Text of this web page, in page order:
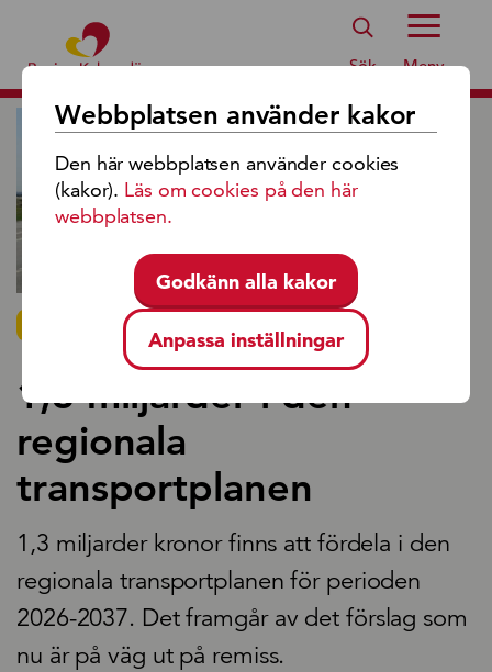
Region Kalmar Läns Logotyp
Sök Meny
PRESSMEDDELANDE 2025-08-27
1,3 miljarder i den
regionala
transportplanen
1,3 miljarder kronor finns att fördela i den
regionala transportplanen för perioden
2026-2037. Det framgår av det förslag som
nu är på väg ut på remiss.
Webbplatsen använder kakor
Den här webbplatsen använder cookies
(kakor). Läs om cookies på den här
webbplatsen.
Godkänn alla kakor
Anpassa inställningar